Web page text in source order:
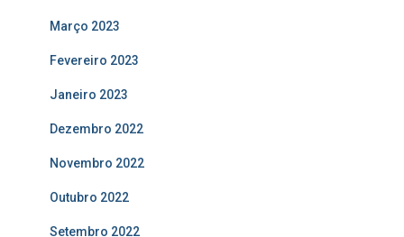
Março 2023
Fevereiro 2023
Janeiro 2023
Dezembro 2022
Novembro 2022
Outubro 2022
Setembro 2022